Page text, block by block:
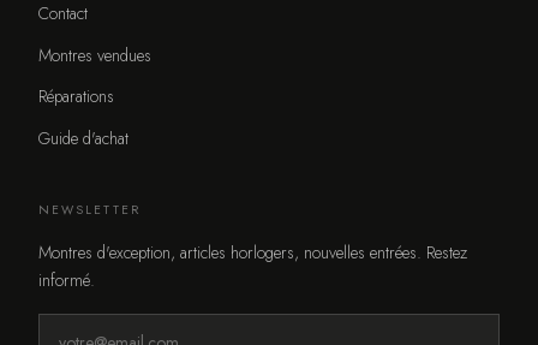
Contact
Montres vendues
Réparations
Guide d'achat
NEWSLETTER
Montres d'exception, articles horlogers, nouvelles entrées. Restez
informé.